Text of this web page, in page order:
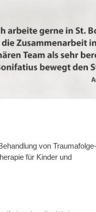
von Traumafolge-
für Kinder und